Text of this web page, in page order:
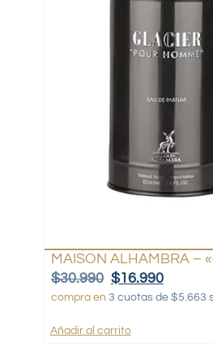
MAISON ALHAMBRA –
$30.990 $16.990
compra en 3 cuotas de $5.663
Añadir al carrito